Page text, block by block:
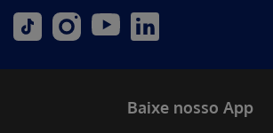
Baixe nosso App